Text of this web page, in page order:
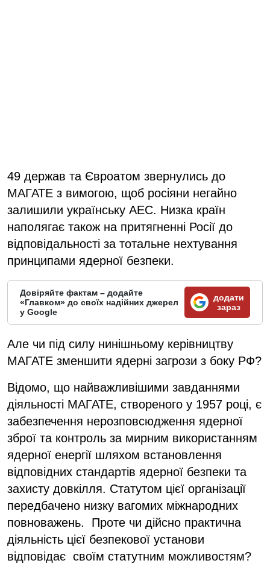
49 держав та Євроатом звернулись до
МАГАТЕ з вимогою, щоб росіяни негайно
залишили українську АЕС. Низка країн
наполягає також на притягненні Росії до
відповідальності за тотальне нехтування
принципами ядерної безпеки.
Довіряйте фактам – додайте
«Главком» до своїх надійних джерел
у Google
додати
зараз
Але чи під силу нинішньому керівництву
МАГАТЕ зменшити ядерні загрози з боку РФ?
Відомо, що найважливішими завданнями
діяльності МАГАТЕ, створеного у 1957 році, є
забезпечення нерозповсюдження ядерної
зброї та контроль за мирним використанням
ядерної енергії шляхом встановлення
відповідних стандартів ядерної безпеки та
захисту довкілля. Статутом цієї організації
передбачено низку вагомих міжнародних
повноважень. Проте чи дійсно практична
діяльність цієї безпекової установи
відповідає своїм статутним можливостям?